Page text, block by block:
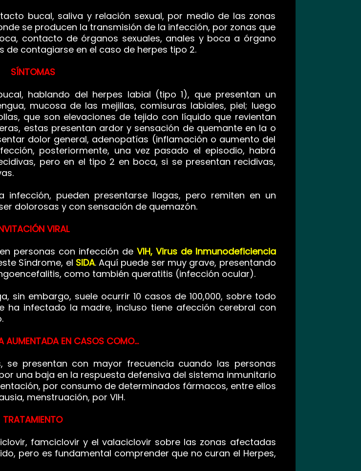
bucal, saliva y relación sexual, por medio de las zonas
se producen la transmisión de la infección, por zonas que
contacto de órganos sexuales, anales y boca a órgano
de contagiarse en el caso de herpes tipo 2.
SÍNTOMAS
hablando del herpes labial (tipo 1), que presentan un
mucosa de las mejillas, comisuras labiales, piel; luego
que son elevaciones de tejido con líquido que revientan
estas presentan ardor y sensación de quemante en la o
dolor general, adenopatías (inflamación o aumento del
posteriormente, una vez pasado el episodio, habrá
pero en el tipo 2 en boca, si se presentan recidivas,
pueden presentarse llagas, pero remiten en un
dolorosas y con sensación de quemazón.
VIRAL
personas con infección de VIH, Virus de Inmunodeficiencia
Síndrome, el SIDA. Aquí puede ser muy grave, presentando
como también queratitis (infección ocular).
sin embargo, suele ocurrir 10 casos de 100,000, sobre todo
ha infectado la madre, incluso tiene afección cerebral con
AUMENTADA EN CASOS COMO...
se presentan con mayor frecuencia cuando las personas
una baja en la respuesta defensiva del sistema inmunitario
por consumo de determinados fármacos, entre ellos
menstruación, por VIH.
TRATAMIENTO
famciclovir y el valaciclovir sobre las zonas afectadas
pero es fundamental comprender que no curan el Herpes,